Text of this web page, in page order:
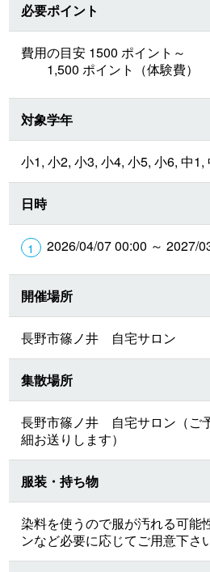
必要ポイント
費用の目安 1500 ポイント～
1,500 ポイント（体験費）
対象学年
小1, 小2, 小3, 小4, 小5, 小6, 中1,
日時
2026/04/07 00:00 ～ 2027/
開催場所
長野市篠ノ井 自宅サロン
集散場所
長野市篠ノ井 自宅サロン（ご
細お送りします）
服装・持ち物
染料を使うので服が汚れる可能
ンなど必要に応じてご用意下さ